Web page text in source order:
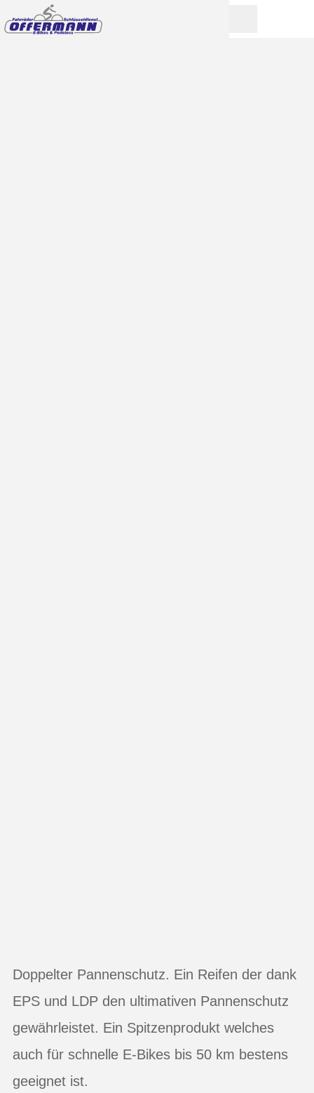
Doppelter Pannenschutz. Ein Reifen der dank
EPS und LDP den ultimativen Pannenschutz
gewährleistet. Ein Spitzenprodukt welches
auch für schnelle E-Bikes bis 50 km bestens
geeignet ist.